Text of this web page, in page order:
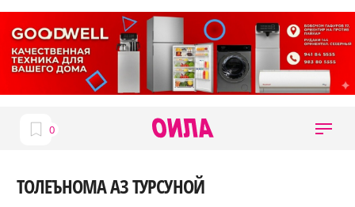
ТОЛЕЪНОМА АЗ ТУРСУНОЙ